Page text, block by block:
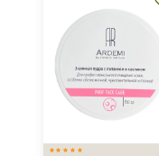
SPF 30
SPF 50
SPF 85